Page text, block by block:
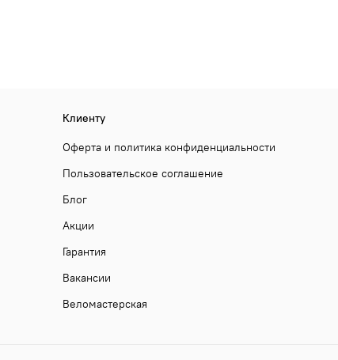
Клиенту
Оферта и политика конфиденциальности
Пользовательское соглашение
Блог
Акции
Гарантия
Вакансии
Веломастерская